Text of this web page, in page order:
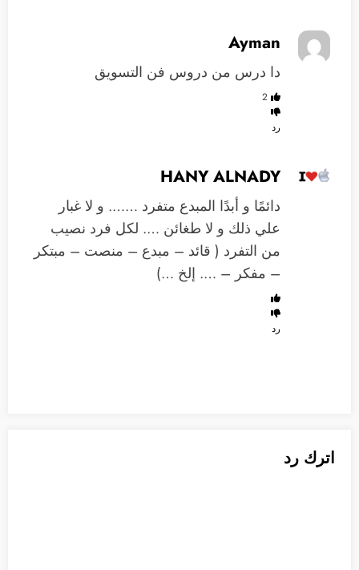
Ayman
دا درس من دروس فن التسويق
2
رد
HANY ALNADY
دائمًا و أبدًا المبدع متفرد ……. و لا غبار
علي ذلك و لا طغائن …. لكل فرد نصيب
من التفرد ( قائد – مبدع – منصت – مبتكر
– مفكر – …. إلخ …)
رد
اترك رد